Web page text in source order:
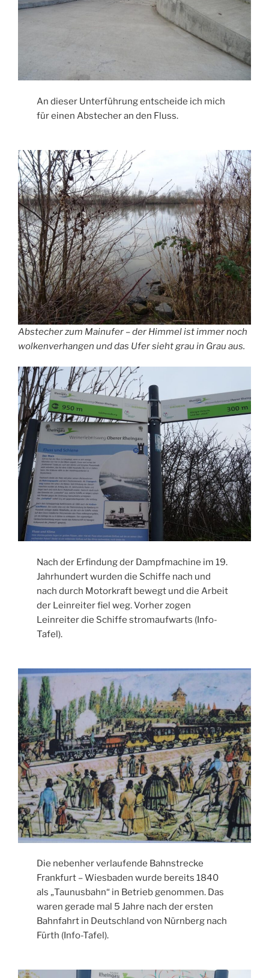
An dieser Unterführung entscheide ich mich
für einen Abstecher an den Fluss.
Abstecher zum Mainufer – der Himmel ist immer noch
wolkenverhangen und das Ufer sieht grau in Grau aus.
Nach der Erfindung der Dampfmachine im 19.
Jahrhundert wurden die Schiffe nach und
nach durch Motorkraft bewegt und die Arbeit
der Leinreiter fiel weg. Vorher zogen
Leinreiter die Schiffe stromaufwarts (Info-
Tafel).
Die nebenher verlaufende Bahnstrecke
Frankfurt – Wiesbaden wurde bereits 1840
als „Taunusbahn“ in Betrieb genommen. Das
waren gerade mal 5 Jahre nach der ersten
Bahnfahrt in Deutschland von Nürnberg nach
Fürth (Info-Tafel).